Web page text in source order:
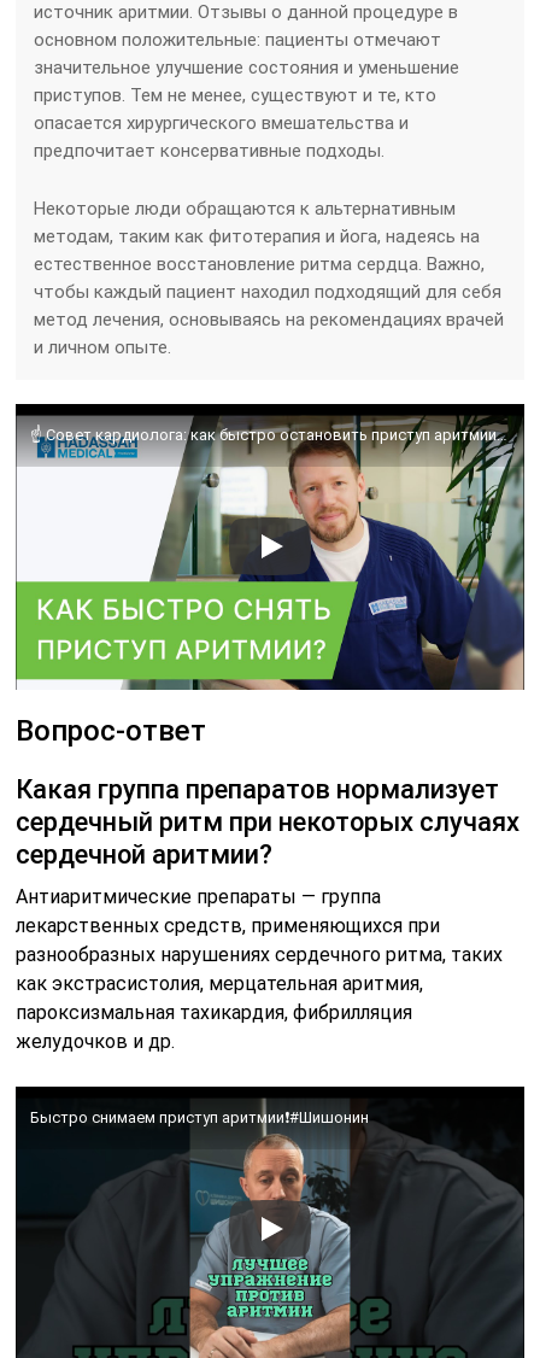
источник аритмии. Отзывы о данной процедуре в
основном положительные: пациенты отмечают
значительное улучшение состояния и уменьшение
приступов. Тем не менее, существуют и те, кто
опасается хирургического вмешательства и
предпочитает консервативные подходы.
Некоторые люди обращаются к альтернативным
методам, таким как фитотерапия и йога, надеясь на
естественное восстановление ритма сердца. Важно,
чтобы каждый пациент находил подходящий для себя
метод лечения, основываясь на рекомендациях врачей
и личном опыте.
☝ Совет кардиолога: как быстро остановить приступ аритмии? Приступ аритмии как остановить. 18+
Вопрос-ответ
Какая группа препаратов нормализует
сердечный ритм при некоторых случаях
сердечной аритмии?
Антиаритмические препараты — группа
лекарственных средств, применяющихся при
разнообразных нарушениях сердечного ритма, таких
как экстрасистолия, мерцательная аритмия,
пароксизмальная тахикардия, фибрилляция
желудочков и др.
Быстро снимаем приступ аритмии❗️#Шишонин